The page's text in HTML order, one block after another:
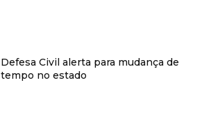
Defesa Civil alerta para mudança de
tempo no estado